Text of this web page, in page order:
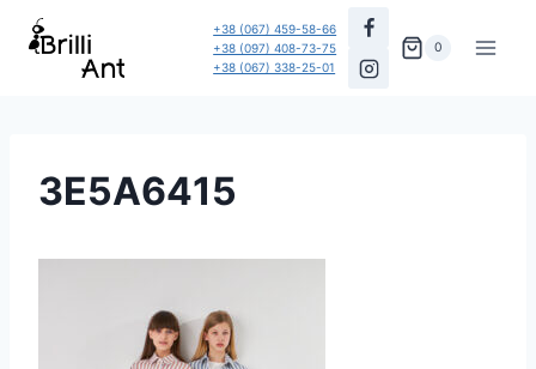
Перейти
+38 (067) 459-58-66
+38 (097) 408-73-75
+38 (067) 338-25-01
0
3E5A6415